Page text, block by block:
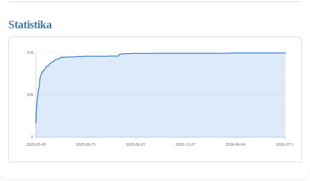
Statistika
0
259
518
2025-03-09 2025-06-15 2025-09-21 2025-12-27 2026-04-04 2026-07-11